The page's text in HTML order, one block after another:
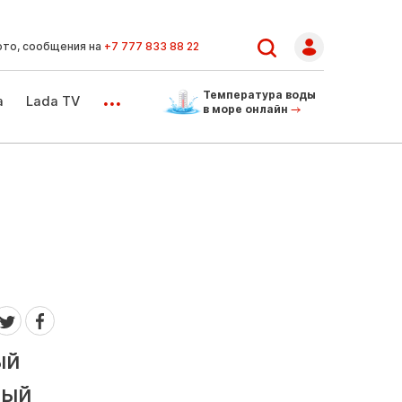
сообщения на +7 777 833 88 22
Lada TV ...
Температура воды
в море онлайн